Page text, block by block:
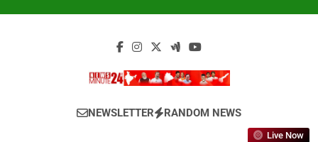
Newsminute24
Get All Updated Telugu News
NEWSLETTER RANDOM NEWS
Live Now